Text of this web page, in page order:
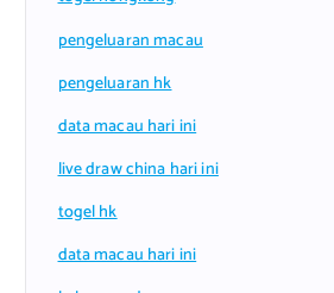
pengeluaran macau
pengeluaran hk
data macau hari ini
live draw china hari ini
togel hk
data macau hari ini